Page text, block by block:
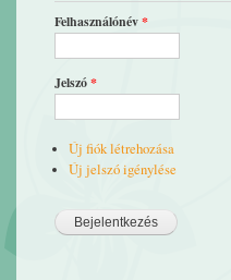
Felhasználónév*
Jelszó*
Új fiók létrehozása
Új jelszó igénylése